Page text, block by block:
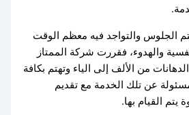
الجلوس والتواجد فيه معظم الوقت
والهدوء، فقررت شركة الممتاز
من الألف إلى الياء وتهتم بكافة
عن تلك الخدمة مع تقديم
القيام بها.